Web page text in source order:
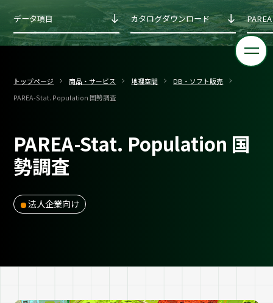
トップページ 商品・サービス 地理空間
DB・ソフト販売
PAREA-Stat. Population 国勢調査
PAREA-Stat. Population 国
勢調査
法人企業向け
データ項目 カタログダウンロード